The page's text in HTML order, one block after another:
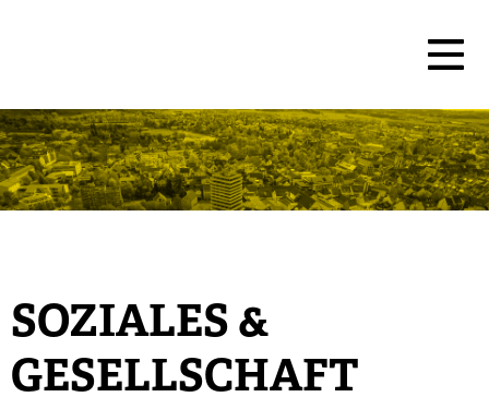
SOZIALES &
GESELLSCHAFT